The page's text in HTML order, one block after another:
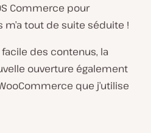
Commerce pour
m’a tout de suite séduite !
des contenus, la
ouverture également
que j’utilise